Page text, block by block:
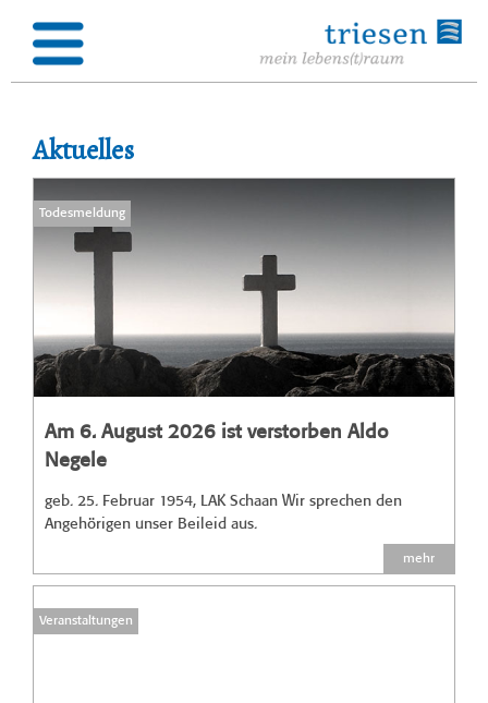
Aktuelles
Todesmeldung
Am 6. August 2026 ist verstorben Aldo
Negele
geb. 25. Februar 1954, LAK Schaan Wir sprechen den
Angehörigen unser Beileid aus.
mehr
Veranstaltungen